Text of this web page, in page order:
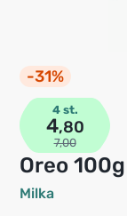
-31%
Oreo 100g
Milka
4 st.
4,80
7,00